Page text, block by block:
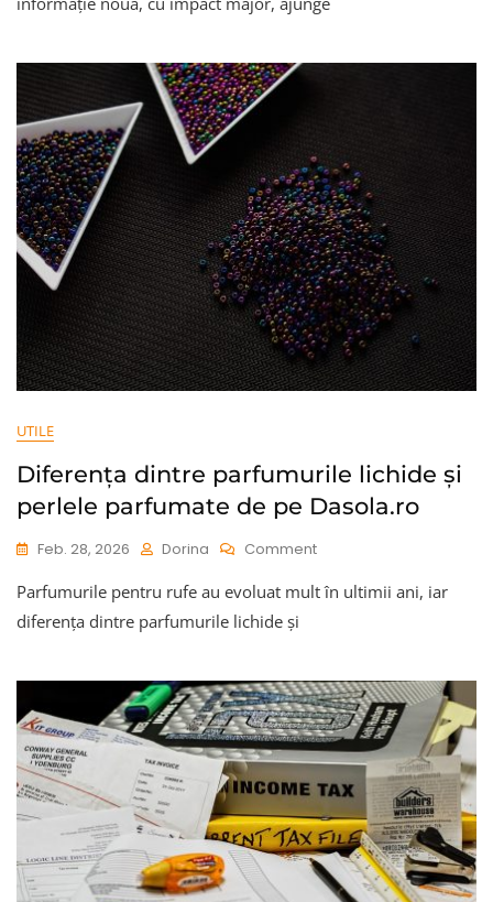
News
Redacții
Actualizează
Informațiile
Pe
Parcurs
UTILE
Diferența dintre parfumurile lichide și
perlele parfumate de pe Dasola.ro
Feb. 28, 2026 Dorina CommentOn
Dintre
Perlele
Parfumate
De
Pe
Dasola.ro
Parfumurile pentru rufe au evoluat mult în ultimii ani, iar
diferența dintre parfumurile lichide și